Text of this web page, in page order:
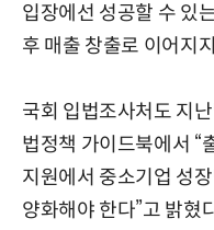
입장에선 성공할 수 있
후 매출 창출로 이어지
국회 입법조사처도 지
법정책 가이드북에서 “
지원에서 중소기업 성
양화해야 한다”고 밝혔